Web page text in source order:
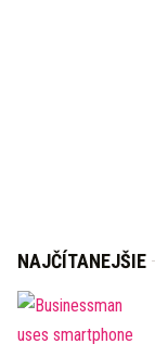
NAJČÍTANEJŠIE